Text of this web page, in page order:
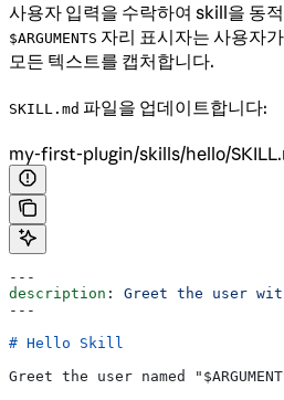
사용자 입력을 수락하여 skill을 동
$ARGUMENTS 자리 표시자는 사용자
모든 텍스트를 캡처합니다.
SKILL.md 파일을 업데이트합니다:
my-first-plugin/skills/hello/
---
description : Greet the user
---
# Hello Skill
Greet the user named